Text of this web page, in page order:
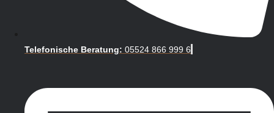
Telefonische Beratung: 05524 866 999 6